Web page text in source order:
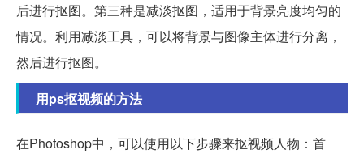
后进行抠图。第三种是减淡抠图，适用于背景亮度均匀的
情况。利用减淡工具，可以将背景与图像主体进行分离，
然后进行抠图。
用ps抠视频的方法
在Photoshop中，可以使用以下步骤来抠视频人物：首